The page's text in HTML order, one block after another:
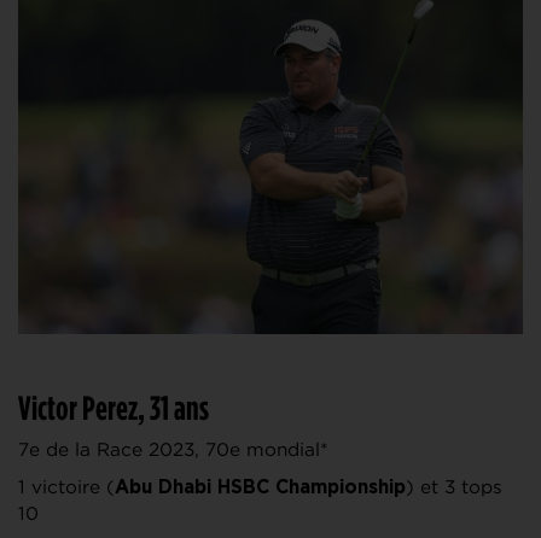
Victor Perez, 31 ans
7e de la Race 2023, 70e mondial*
1 victoire (Abu Dhabi HSBC Championship) et 3 tops
10